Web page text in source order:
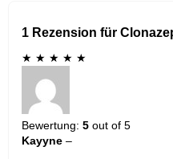
1 Rezension für
★ ★ ★ ★ ★
Bewertung: 5 out of 5
Kayyne –